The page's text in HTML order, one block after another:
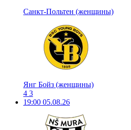
Санкт-Польтен (женщины)
Янг Бойз (женщины)
4 3
19:00 05.08.26